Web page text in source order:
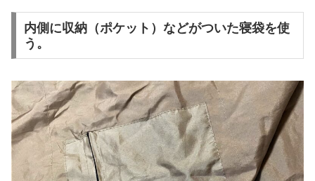
内側に収納（ポケット）などがついた寝袋を使
う。